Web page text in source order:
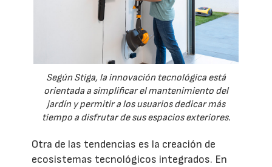
Según Stiga, la innovación tecnológica está
orientada a simplificar el mantenimiento del
jardín y permitir a los usuarios dedicar más
tiempo a disfrutar de sus espacios exteriores.
Otra de las tendencias es la creación de
ecosistemas tecnológicos integrados. En